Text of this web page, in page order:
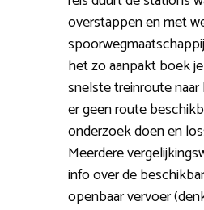
overstappen en met
het zo aanpakt boek
snelste treinroute naar
er geen route
onderzoek doen en
Meerdere
info over de
openbaar vervoer